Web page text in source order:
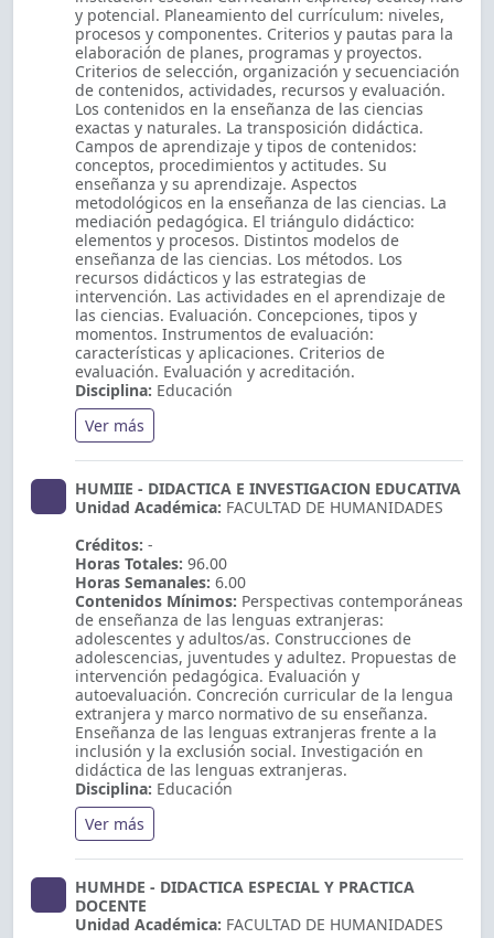
y potencial. Planeamiento del currículum: niveles,
procesos y componentes. Criterios y pautas para la
elaboración de planes, programas y proyectos.
Criterios de selección, organización y secuenciación
de contenidos, actividades, recursos y evaluación.
Los contenidos en la enseñanza de las ciencias
exactas y naturales. La transposición didáctica.
Campos de aprendizaje y tipos de contenidos:
conceptos, procedimientos y actitudes. Su
enseñanza y su aprendizaje. Aspectos
metodológicos en la enseñanza de las ciencias. La
mediación pedagógica. El triángulo didáctico:
elementos y procesos. Distintos modelos de
enseñanza de las ciencias. Los métodos. Los
recursos didácticos y las estrategias de
intervención. Las actividades en el aprendizaje de
las ciencias. Evaluación. Concepciones, tipos y
momentos. Instrumentos de evaluación:
características y aplicaciones. Criterios de
evaluación. Evaluación y acreditación.
Disciplina: Educación
Ver más
HUMIIE - DIDACTICA E INVESTIGACION EDUCATIVA
Unidad Académica: FACULTAD DE HUMANIDADES
Créditos: -
Horas Totales: 96.00
Horas Semanales: 6.00
Contenidos Mínimos: Perspectivas contemporáneas
de enseñanza de las lenguas extranjeras:
adolescentes y adultos/as. Construcciones de
adolescencias, juventudes y adultez. Propuestas de
intervención pedagógica. Evaluación y
autoevaluación. Concreción curricular de la lengua
extranjera y marco normativo de su enseñanza.
Enseñanza de las lenguas extranjeras frente a la
inclusión y la exclusión social. Investigación en
didáctica de las lenguas extranjeras.
Disciplina: Educación
Ver más
HUMHDE - DIDACTICA ESPECIAL Y PRACTICA
DOCENTE
Unidad Académica: FACULTAD DE HUMANIDADES